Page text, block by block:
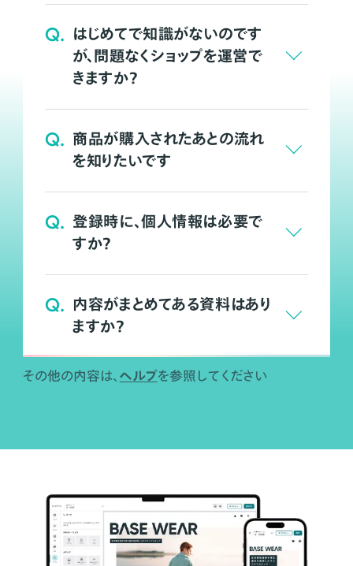
Q. はじめてで知識がないのです
が、問題なくショップを運営で
きますか？
Q. 商品が購入されたあとの流れ
を知りたいです
Q. 登録時に、個人情報は必要で
すか？
Q. 内容がまとめてある資料はあり
ますか？
その他の内容は、 ヘルプを参照してください